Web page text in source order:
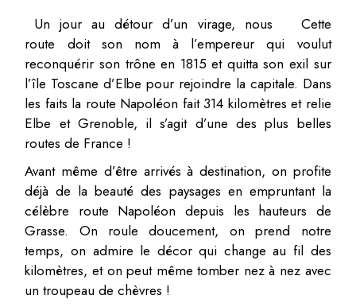
Un jour au détour d’un virage, nous Cette
route doit son nom à l’empereur qui voulut
reconquérir son trône en 1815 et quitta son exil sur
l’île Toscane d’Elbe pour rejoindre la capitale. Dans
les faits la route Napoléon fait 314 kilomètres et relie
Elbe et Grenoble, il s’agit d’une des plus belles
routes de France !
Avant même d’être arrivés à destination, on profite
déjà de la beauté des paysages en empruntant la
célèbre route Napoléon depuis les hauteurs de
Grasse. On roule doucement, on prend notre
temps, on admire le décor qui change au fil des
kilomètres, et on peut même tomber nez à nez avec
un troupeau de chèvres !